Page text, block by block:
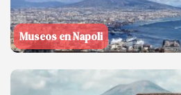
Museos en Napoli